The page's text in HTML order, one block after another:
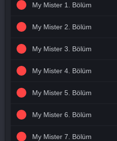
My Mister 1. Bölüm
My Mister 2. Bölüm
My Mister 3. Bölüm
My Mister 4. Bölüm
My Mister 5. Bölüm
My Mister 6. Bölüm
My Mister 7. Bölüm